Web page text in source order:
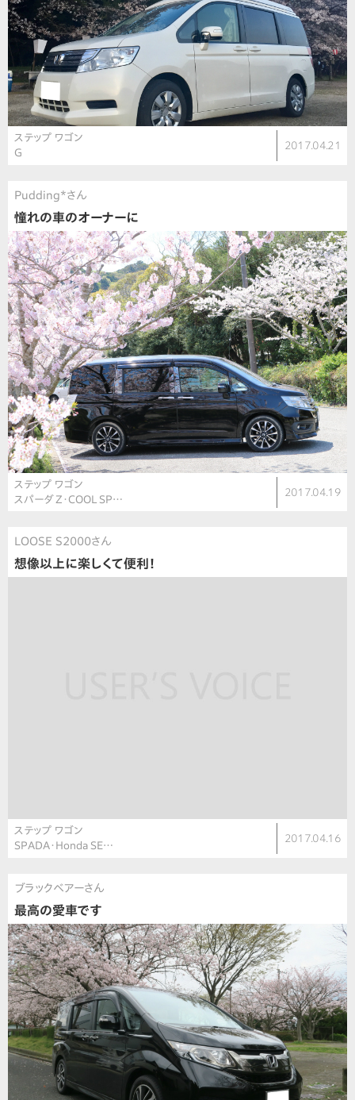
ステップ ワゴン
G
2017.04.21
Pudding*さん
憧れの車のオーナーに
ステップ ワゴン
スパーダ Z・COOL SP…
2017.04.19
LOOSE S2000さん
想像以上に楽しくて便利！
ステップ ワゴン
SPADA・Honda SE…
2017.04.16
ブラックベアーさん
最高の愛車です